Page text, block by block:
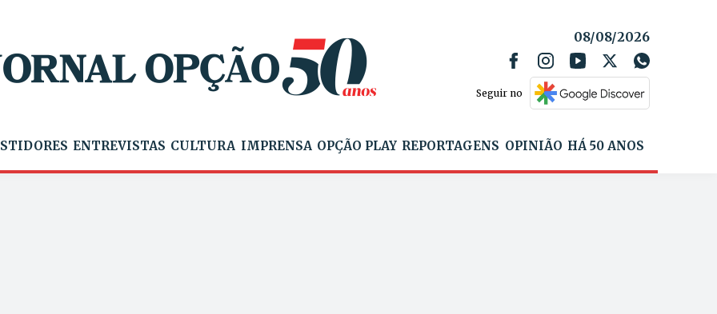
08/08/2026
Seguir no
ENTREVISTAS CULTURA IMPRENSA OPÇÃO PLAY REPORTAGENS OPINIÃO HÁ 50 ANOS